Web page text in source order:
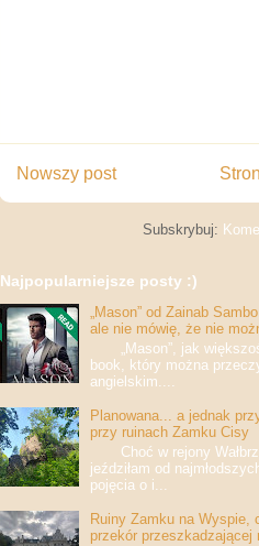
Nowszy post
Subskrybuj:
Najpopularniejsze posty :)
„Mason” od Zainab
ale nie mówię, że nie
„Mason”, jak
book, który można
angielskim....
Planowana... a jednak
przy ruinach Zamku Cisy
Choć w rejony
jeździłam od
pojęcia o i...
Ruiny Zamku na Wyspie,
przekór przeszkadzającej